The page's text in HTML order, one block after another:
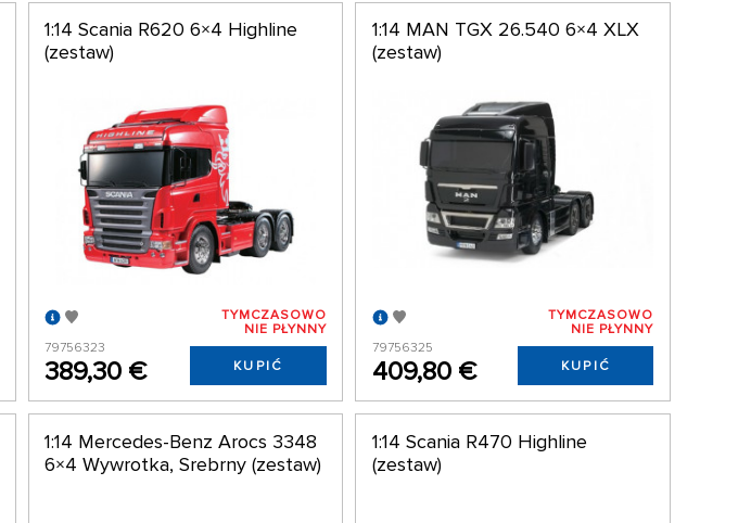
1:14 Scania R620 6×4 Highline
(zestaw)
79756323
389,30 €
TYMCZASOWO
NIE PŁYNNY
KUPIĆ
1:14 MAN TGX 26.540 6×4 XLX
(zestaw)
79756325
409,80 €
TYMCZASOWO
NIE PŁYNNY
KUPIĆ
1:14 Mercedes-Benz Arocs 3348
6×4 Wywrotka, Srebrny (zestaw)
1:14 Scania R470 Highline
(zestaw)